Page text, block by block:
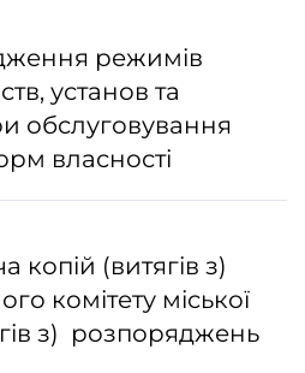
режимів
установ та
обслуговування
власності
копій (витягів з)
комітету міської
з) розпоряджень